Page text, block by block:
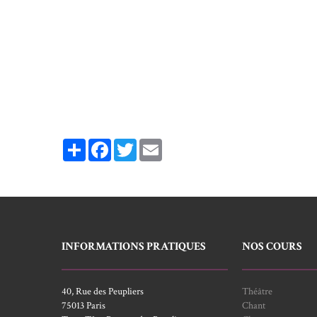
PartagerFacebookTwitter
INFORMATIONS PRATIQUES
40, Rue des Peupliers
75013 Paris
NOS COURS
Théâtre
Chant